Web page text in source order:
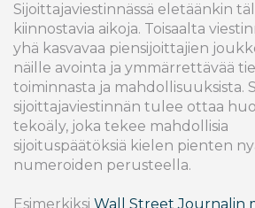
Sijoittajaviestinnässä eletäänkin
kiinnostavia aikoja. Toisaalta
yhä kasvavaa piensijoittajien
näille avointa ja ymmärrettävää
toiminnasta ja mahdollisuuksista.
sijoittajaviestinnän tulee ottaa
tekoäly, joka tekee mahdollisia
sijoituspäätöksiä kielen pienten
numeroiden perusteella.
Esimerkiksi Wall Street Journalin